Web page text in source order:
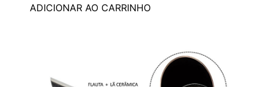
ADICIONAR AO CARRINHO